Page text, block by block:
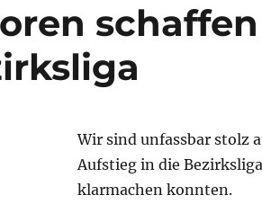
Wir sind unfassbar stolz
Aufstieg in die
klarmachen konnten.